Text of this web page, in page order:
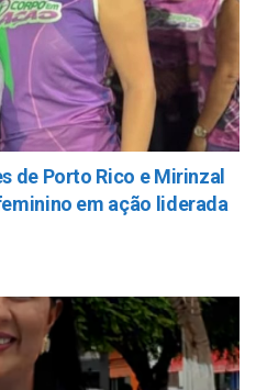
de Porto Rico e Mirinzal
em ação liderada